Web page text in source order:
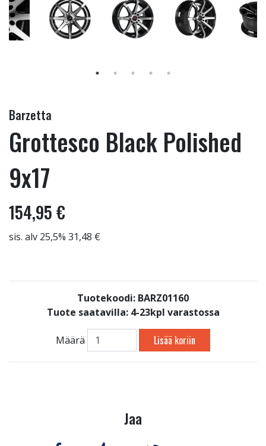
Barzetta
Grottesco Black Polished
9x17
154,95 €
sis. alv 25,5% 31,48 €
Tuotekoodi: BARZ01160
Tuote saatavilla: 4-23kpl varastossa
Määrä Lisää koriin
Jaa